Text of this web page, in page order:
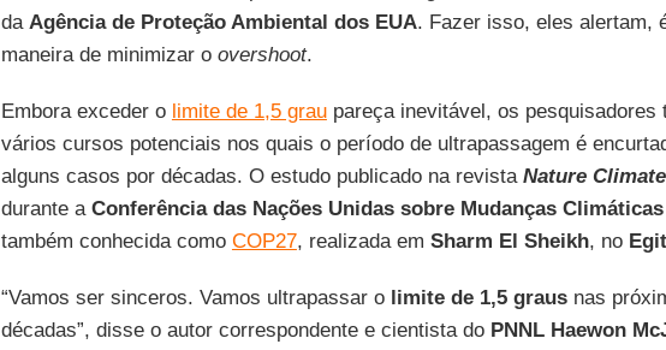
da Agência de Proteção Ambiental dos EUA. Fazer isso, eles alertam,
maneira de minimizar o overshoot.
Embora exceder o limite de 1,5 graupareça inevitável, os pesquisadores
vários cursos potenciais nos quais o período de ultrapassagem é
alguns casos por décadas. O estudo publicado na revista Nature
durante a Conferência das Nações Unidas sobre Mudanças Climáticas
também conhecida como COP27, realizada em Sharm El Sheikh, no
“Vamos ser sinceros. Vamos ultrapassar o limite de 1,5 grausnas
décadas”, disse o autor correspondente e cientista do PNNL Haewon